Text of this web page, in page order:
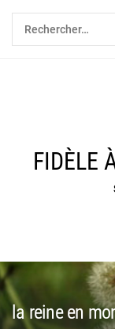
Skip
content
Rechercher :
FIDÈLE
la reine en